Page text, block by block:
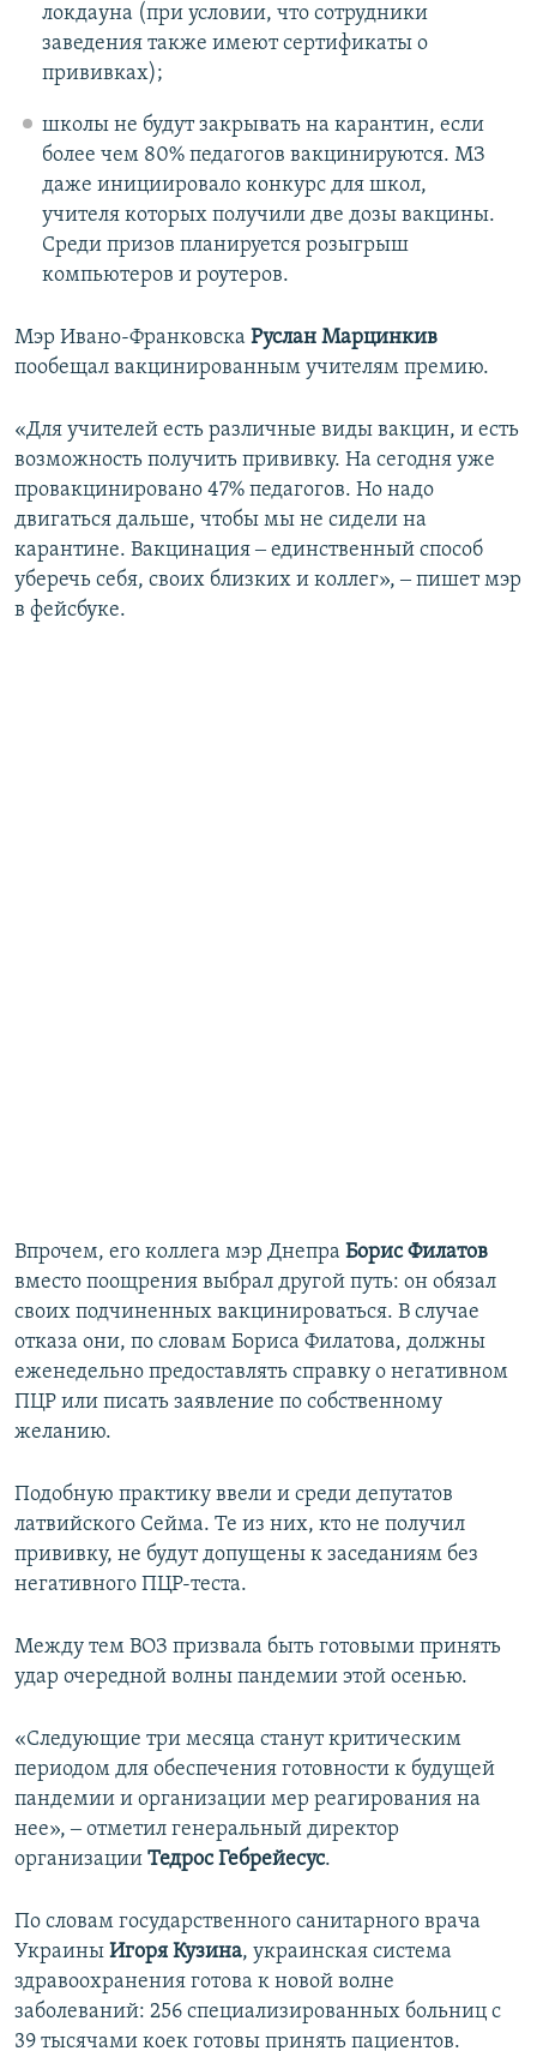
локдауна (при условии, что сотрудники
заведения также имеют сертификаты о
прививках);
школы не будут закрывать на карантин, если
более чем 80% педагогов вакцинируются. МЗ
даже инициировало конкурс для школ,
учителя которых получили две дозы вакцины.
Среди призов планируется розыгрыш
компьютеров и роутеров.
Мэр Ивано-Франковска Руслан Марцинкив
пообещал вакцинированным учителям премию.
«Для учителей есть различные виды вакцин, и есть
возможность получить прививку. На сегодня уже
провакцинировано 47% педагогов. Но надо
двигаться дальше, чтобы мы не сидели на
карантине. Вакцинация ‒ единственный способ
уберечь себя, своих близких и коллег», ‒ пишет мэр
в фейсбуке.
Впрочем, его коллега мэр Днепра Борис Филатов
вместо поощрения выбрал другой путь: он обязал
своих подчиненных вакцинироваться. В случае
отказа они, по словам Бориса Филатова, должны
еженедельно предоставлять справку о негативном
ПЦР или писать заявление по собственному
желанию.
Подобную практику ввели и среди депутатов
латвийского Сейма. Те из них, кто не получил
прививку, не будут допущены к заседаниям без
негативного ПЦР-теста.
Между тем ВОЗ призвала быть готовыми принять
удар очередной волны пандемии этой осенью.
«Следующие три месяца станут критическим
периодом для обеспечения готовности к будущей
пандемии и организации мер реагирования на
нее», ‒ отметил генеральный директор
организации Тедрос Гебрейесус.
По словам государственного санитарного врача
Украины Игоря Кузина, украинская система
здравоохранения готова к новой волне
заболеваний: 256 специализированных больниц с
39 тысячами коек готовы принять пациентов.